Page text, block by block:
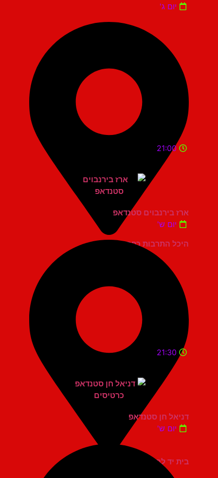
יום ג'
היכל התרבות כפר סבא
21:00
ארז בירנבוים סטנדאפ
יום ש'
בית יד לבנים אשדוד
21:30
דניאל חן סטנדאפ
יום ש'